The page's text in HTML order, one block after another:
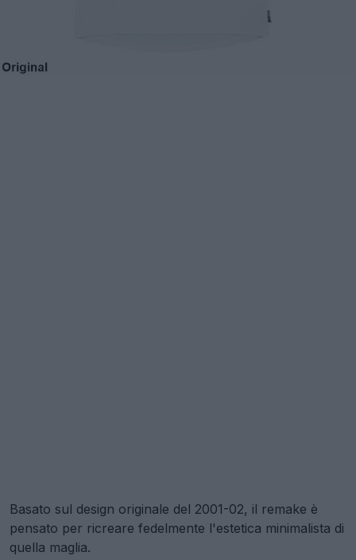
Basato sul design originale del 2001-02, il remake è
pensato per ricreare fedelmente l'estetica minimalista di
quella maglia.